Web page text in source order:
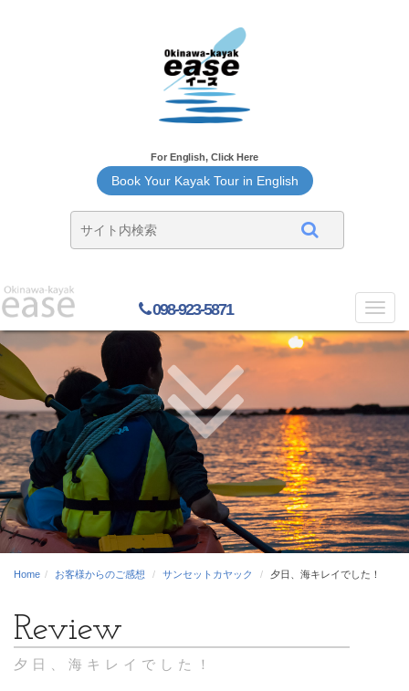
For English, Click Here
Book Your Kayak Tour in English
098-923-5871
Home お客様からのご感想 サンセットカヤック 夕日、海キレイでした！
夕日、海キレイでした！